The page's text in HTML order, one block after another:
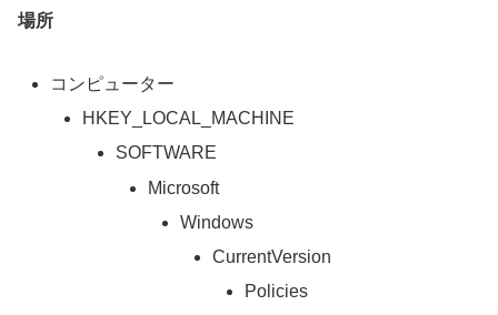
場所
コンピューター
HKEY_LOCAL_MACHINE
SOFTWARE
Microsoft
Windows
CurrentVersion
Policies